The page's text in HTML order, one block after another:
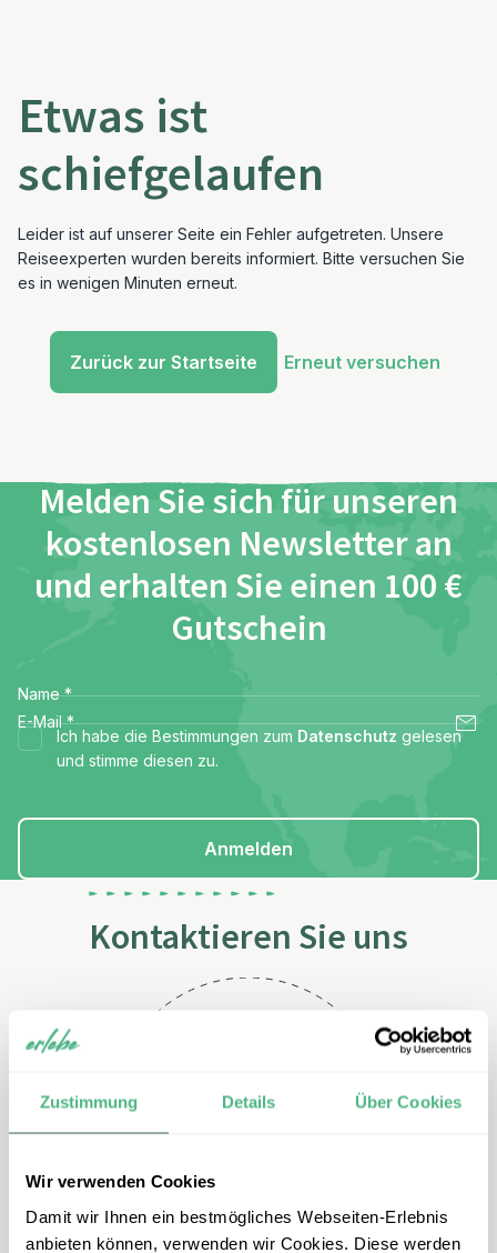
Zustimmung Details Über Cookies
Wir verwenden Cookies
Damit wir Ihnen ein bestmögliches Webseiten-Erlebnis
anbieten können, verwenden wir Cookies. Diese werden
Etwas ist
schiefgelaufen
Leider ist auf unserer Seite ein Fehler aufgetreten. Unsere
Reiseexperten wurden bereits informiert. Bitte versuchen Sie
es in wenigen Minuten erneut.
Zurück zur Startseite Erneut versuchen
Melden Sie sich für unseren
kostenlosen Newsletter an
und erhalten Sie einen 100 €
Gutschein
Name *
E-Mail *
Ich habe die Bestimmungen zum Datenschutz gelesen
und stimme diesen zu.
Anmelden
Kontaktieren Sie uns
Telefon